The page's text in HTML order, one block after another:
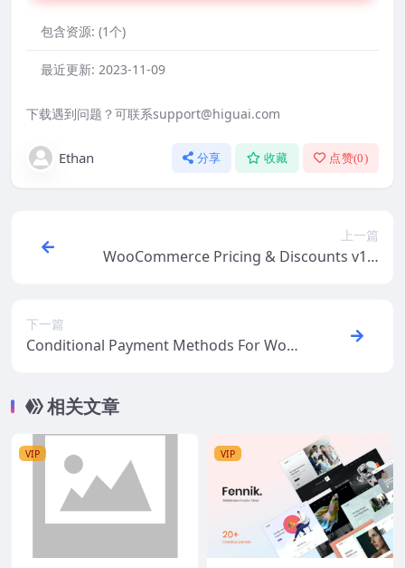
包含资源: (1个)
最近更新: 2023-11-09
下载遇到问题？可联系support@higuai.com
Ethan 分享 收藏 点赞(0)
上一篇
WooCommerce Pricing & Discounts v15.
下一篇
Conditional Payment Methods For WooC
相关文章
VIP VIP